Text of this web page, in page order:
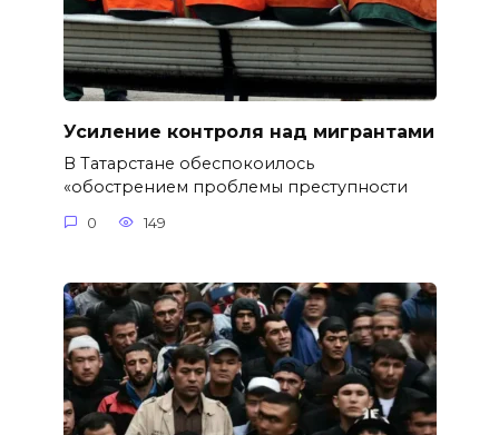
Усиление контроля над мигрантами
В Татарстане обеспокоилось
«обострением проблемы преступности
0 149